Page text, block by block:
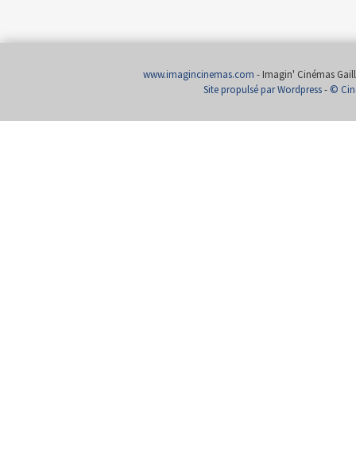
www.imagincinemas.com - Imagin' Cinémas
Site propulsé par Wordpress- ©